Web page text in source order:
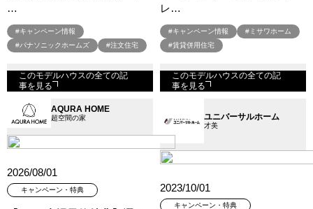
…
#キャンペーン情報
#パナソニックホームズ
#注文住宅
このモデルハウスの全ての記
事を見る
レ…
#キャンペーン情報
#ミサワホーム
#賃貸併用住宅
このモデルハウスの全ての記
事を見る
AQURA HOME
超空間の家
2026/08/01
キャンペーン・特典
ユニバーサルホーム
才美
2023/10/01
キャンペーン・特典